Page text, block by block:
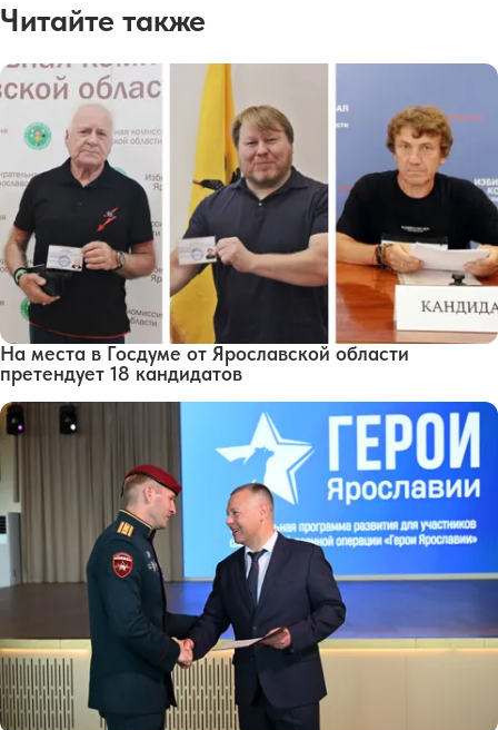
Читайте также
На места в Госдуме от Ярославской области
претендует 18 кандидатов